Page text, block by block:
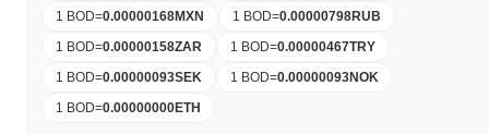
1 BOD=0.00000168MXN 1 BOD=0.00000798RUB
1 BOD=0.00000158ZAR 1 BOD=0.00000467TRY
1 BOD=0.00000093SEK 1 BOD=0.00000093NOK
1 BOD=0.00000000ETH